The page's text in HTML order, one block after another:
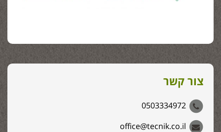
צור קשר
0503334972
office@tecnik.co.il